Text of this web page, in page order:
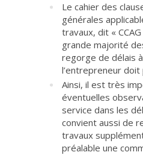
Le cahier des
générales
travaux, dit «
grande majorité
regorge de délais
l’entrepreneur
Ainsi, il est très
éventuelles
service dans les
convient aussi de
travaux
préalable une